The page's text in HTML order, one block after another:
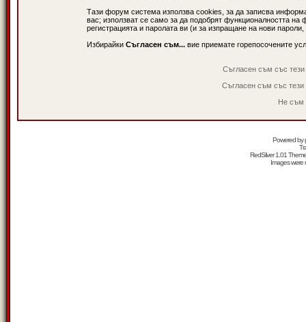
Тази форум система използва cookies, за да записва
вас; използват се само за да подобрят функционалността
регистрацията и паролата ви (и за изпращане на нови
Избирайки Съгласен съм... вие приемате горепосочените
Съгласен съм със
Съгласен съм със
Не съм
Powered by
RedSilver 1.01
Images were